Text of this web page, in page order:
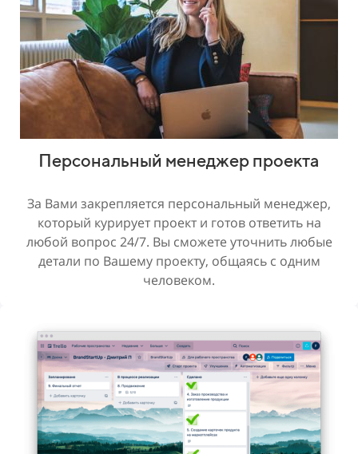
Персональный менеджер проекта
За Вами закрепляется персональный менеджер,
который курирует проект и готов ответить на
любой вопрос 24/7. Вы сможете уточнить любые
детали по Вашему проекту, общаясь с одним
человеком.